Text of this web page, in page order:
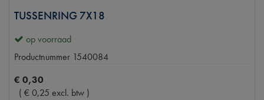
TUSSENRING 7X18
op voorraad
Productnummer 1540084
€ 0,30
( €0,25 excl. btw )